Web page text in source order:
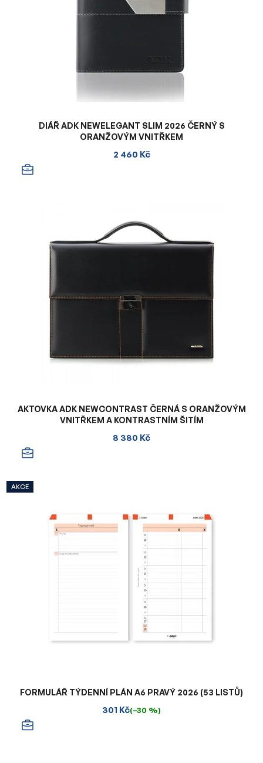
DIÁŘ ADK NEWELEGANT SLIM 2026 ČERNÝ S
ORANŽOVÝM VNITŘKEM
2 460 Kč
AKTOVKA ADK NEWCONTRAST ČERNÁ S ORANŽOVÝM
VNITŘKEM A KONTRASTNÍM ŠITÍM
8 380 Kč
AKCE
FORMULÁŘ TÝDENNÍ PLÁN A6 PRAVÝ 2026 (53 LISTŮ)
301 Kč(–30 %)